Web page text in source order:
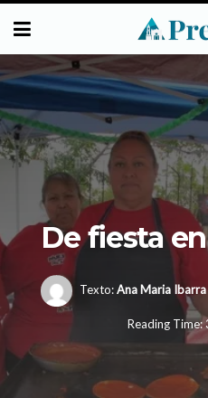
De fiesta
Texto: Ana Maria Ibarra
Reading Time: